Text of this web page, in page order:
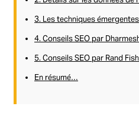
3. Les techniques
4. Conseils SEO par
5. Conseils SEO par Rand
En résumé…